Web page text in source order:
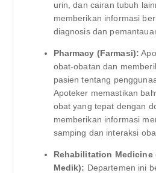
urin, dan cairan tubuh
memberikan informasi
diagnosis dan
Pharmacy (Farmasi):
obat-obatan dan
pasien tentang
Apoteker memastikan
obat yang tepat dengan
memberikan informasi
samping dan interaksi
Rehabilitation Medicine
Medik): Departemen ini